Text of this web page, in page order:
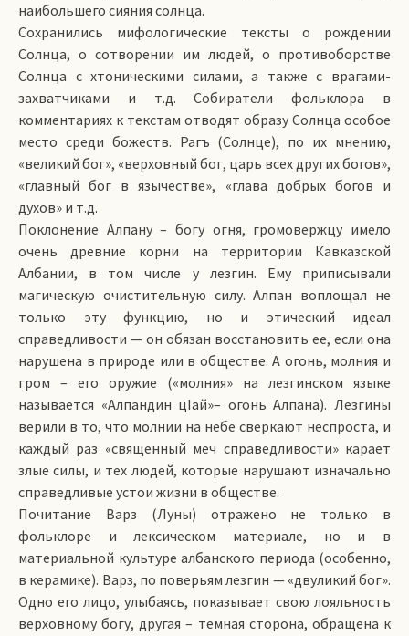
наибольшего сияния солнца.
Сохранились мифологические тексты о рождении
Солнца, о сотворении им людей, о противоборстве
Солнца с хтоническими силами, а также с врагами-
захватчиками и т.д. Собиратели фольклора в
комментариях к текстам отводят образу Солнца особое
место среди божеств. Рагъ (Солнце), по их мнению,
«великий бог», «верховный бог, царь всех других богов»,
«главный бог в язычестве», «глава добрых богов и
духов» и т.д.
Поклонение Алпану – богу огня, громовержцу имело
очень древние корни на территории Кавказской
Албании, в том числе у лезгин. Ему приписывали
магическую очистительную силу. Алпан воплощал не
только эту функцию, но и этический идеал
справедливости — он обязан восстановить ее, если она
нарушена в природе или в обществе. А огонь, молния и
гром – его оружие («молния» на лезгинском языке
называется «Алпандин цIай»– огонь Алпана). Лезгины
верили в то, что молнии на небе сверкают неспроста, и
каждый раз «священный меч справедливости» карает
злые силы, и тех людей, которые нарушают изначально
справедливые устои жизни в обществе.
Почитание Варз (Луны) отражено не только в
фольклоре и лексическом материале, но и в
материальной культуре албанского периода (особенно,
в керамике). Варз, по поверьям лезгин — «двуликий бог».
Одно его лицо, улыбаясь, показывает свою лояльность
верховному богу, другая – темная сторона, обращена к